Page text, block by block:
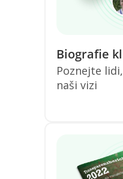
Biografie
Poznejte
naši vizi